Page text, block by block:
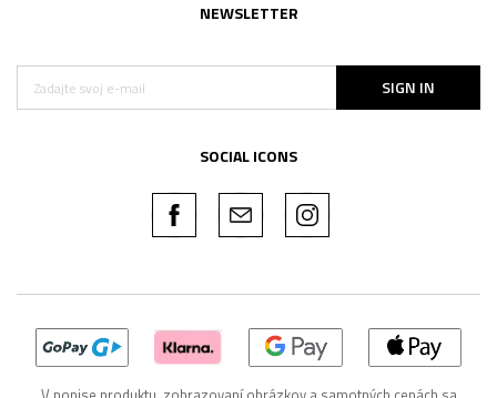
NEWSLETTER
SIGN IN
SOCIAL ICONS